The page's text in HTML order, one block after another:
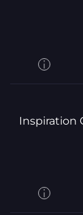
Inspiration